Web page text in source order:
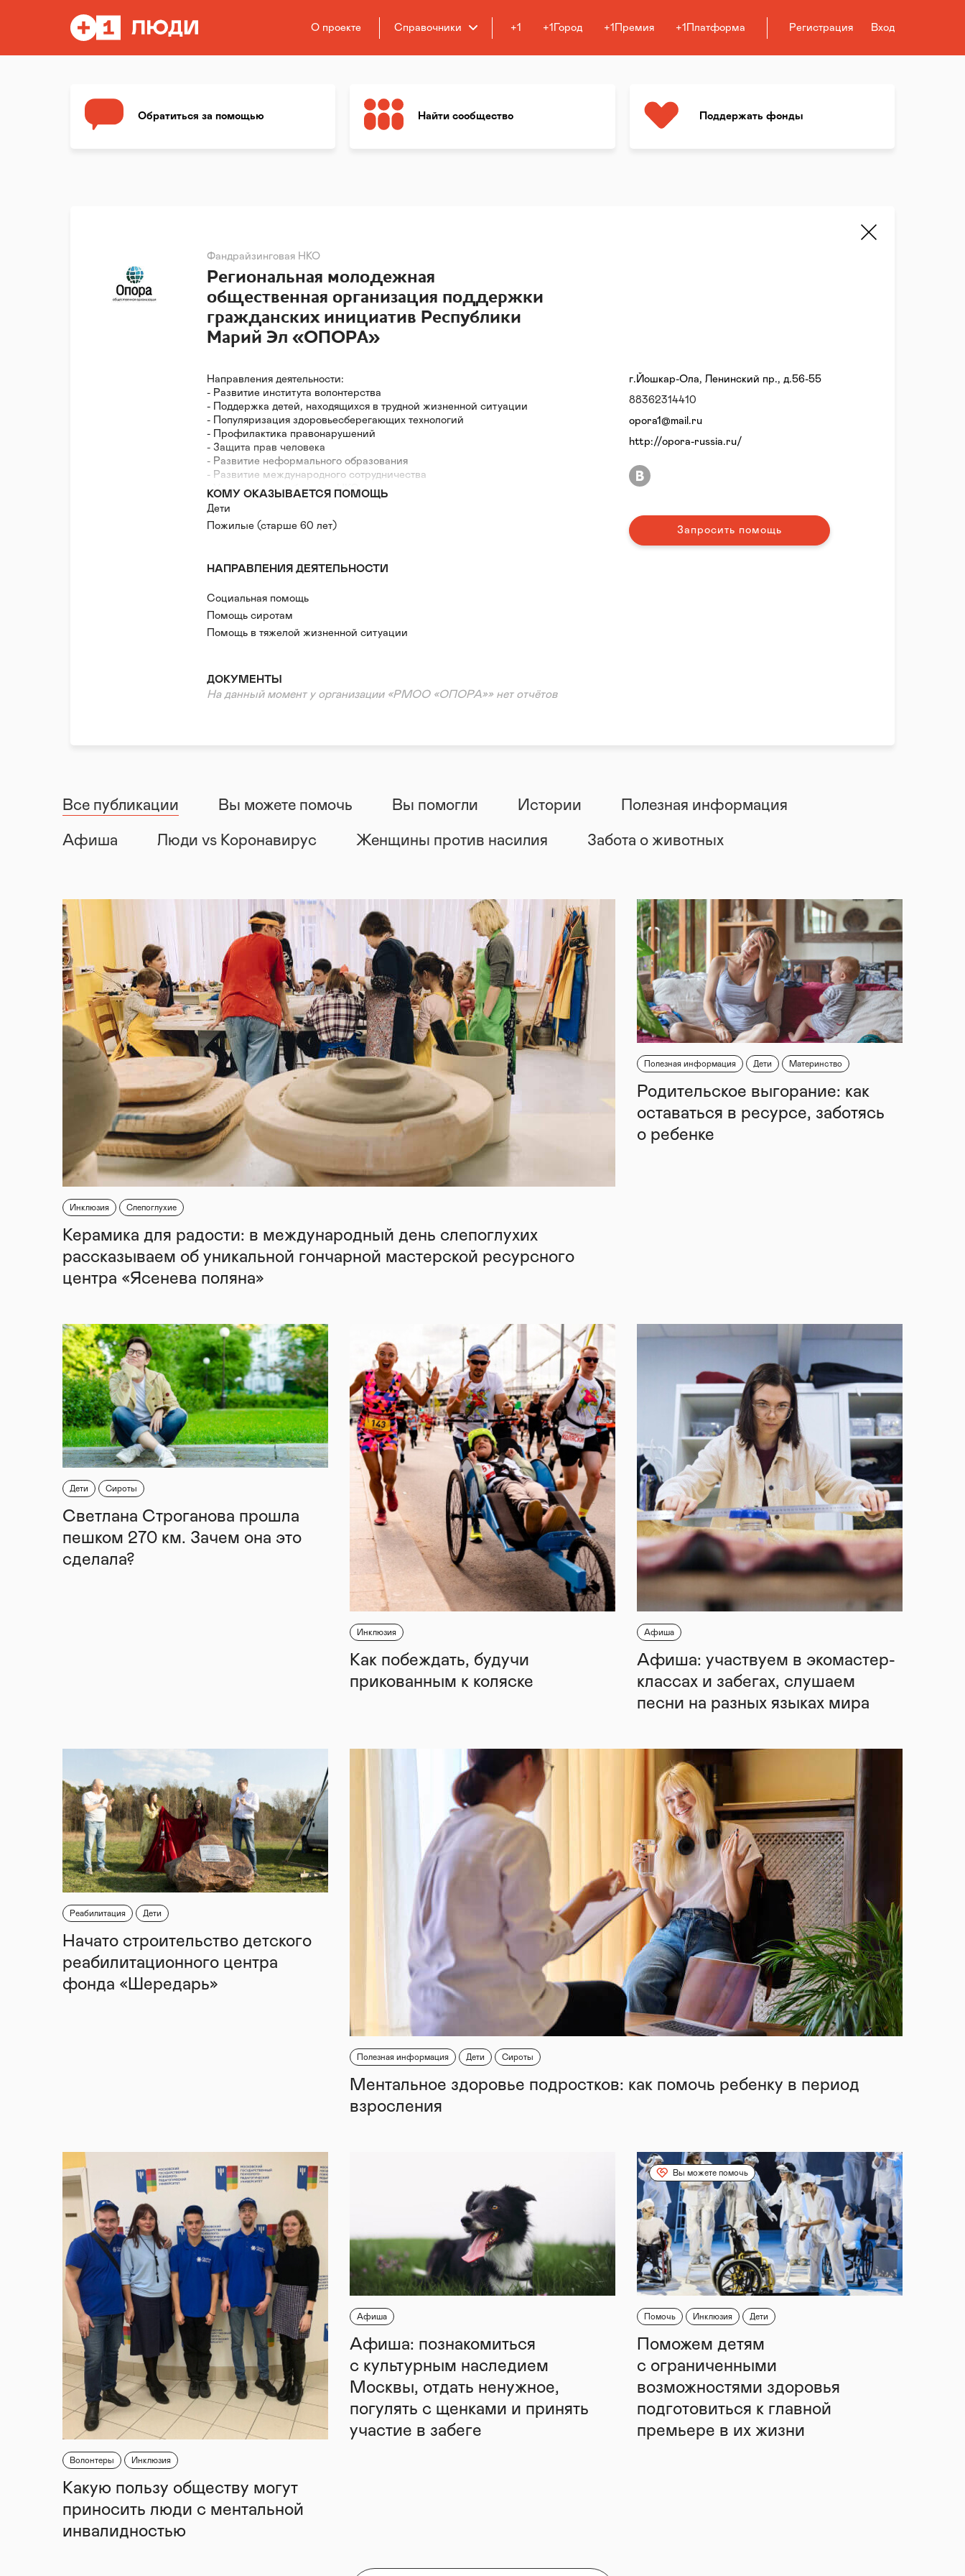
О проекте Справочники +1 +1Город +1Премия +1Платформа Регистрация Вход
Обратиться за помощью Найти сообщество Поддержать фонды
Фандрайзинговая НКО
Региональная молодежная
общественная организация поддержки
гражданских инициатив Республики
Марий Эл «ОПОРА»
Направления деятельности:
- Развитие института волонтерства
- Поддержка детей, находящихся в трудной жизненной ситуации
- Популяризация здоровьесберегающих технологий
- Профилактика правонарушений
- Защита прав человека
- Развитие неформального образования
- Развитие международного сотрудничества
- Укрепление сообщества НКО
КОМУ ОКАЗЫВАЕТСЯ ПОМОЩЬ
Дети
Пожилые (старше 60 лет)
НАПРАВЛЕНИЯ ДЕЯТЕЛЬНОСТИ
Социальная помощь
Помощь сиротам
Помощь в тяжелой жизненной ситуации
Психологическая помощь
Правовая поддержка
ДОКУМЕНТЫ
На данный момент у организации «РМОО «ОПОРА»» нет отчётов
г.Йошкар-Ола, Ленинский пр., д.56-55
88362314410
opora1@mail.ru
http://opora-russia.ru/
Запросить помощь
Все публикации Вы можете помочь Вы помогли Истории Полезная информация
Афиша Люди vs Коронавирус Женщины против насилия Забота о животных
Инклюзия Слепоглухие
Керамика для радости: в международный день слепоглухих
рассказываем об уникальной гончарной мастерской ресурсного
центра «Ясенева поляна»
Полезная информация Дети Материнство
Родительское выгорание: как
оставаться в ресурсе, заботясь
о ребенке
Дети Сироты
Светлана Строганова прошла
пешком 270 км. Зачем она это
сделала?
Инклюзия
Как побеждать, будучи
прикованным к коляске
Афиша
Афиша: участвуем в экомастер-
классах и забегах, слушаем
песни на разных языках мира
Реабилитация Дети
Начато строительство детского
реабилитационного центра
фонда «Шередарь»
Полезная информация Дети Сироты
Ментальное здоровье подростков: как помочь ребенку в период
взросления
Волонтеры Инклюзия
Какую пользу обществу могут
приносить люди с ментальной
инвалидностью
Афиша
Афиша: познакомиться
с культурным наследием
Москвы, отдать ненужное,
погулять с щенками и принять
участие в забеге
Вы можете помочь
Помочь Инклюзия Дети
Поможем детям
с ограниченными
возможностями здоровья
подготовиться к главной
премьере в их жизни